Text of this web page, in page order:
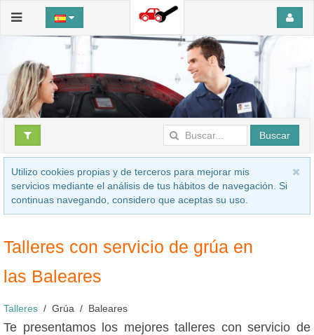
Buscar
Utilizo cookies propias y de terceros para mejorar mis
servicios mediante el análisis de tus hábitos de navegación. Si
continuas navegando, considero que aceptas su uso.
Talleres con servicio de grúa en
las Baleares
Talleres Grúa Baleares
Te presentamos los mejores talleres con servicio de